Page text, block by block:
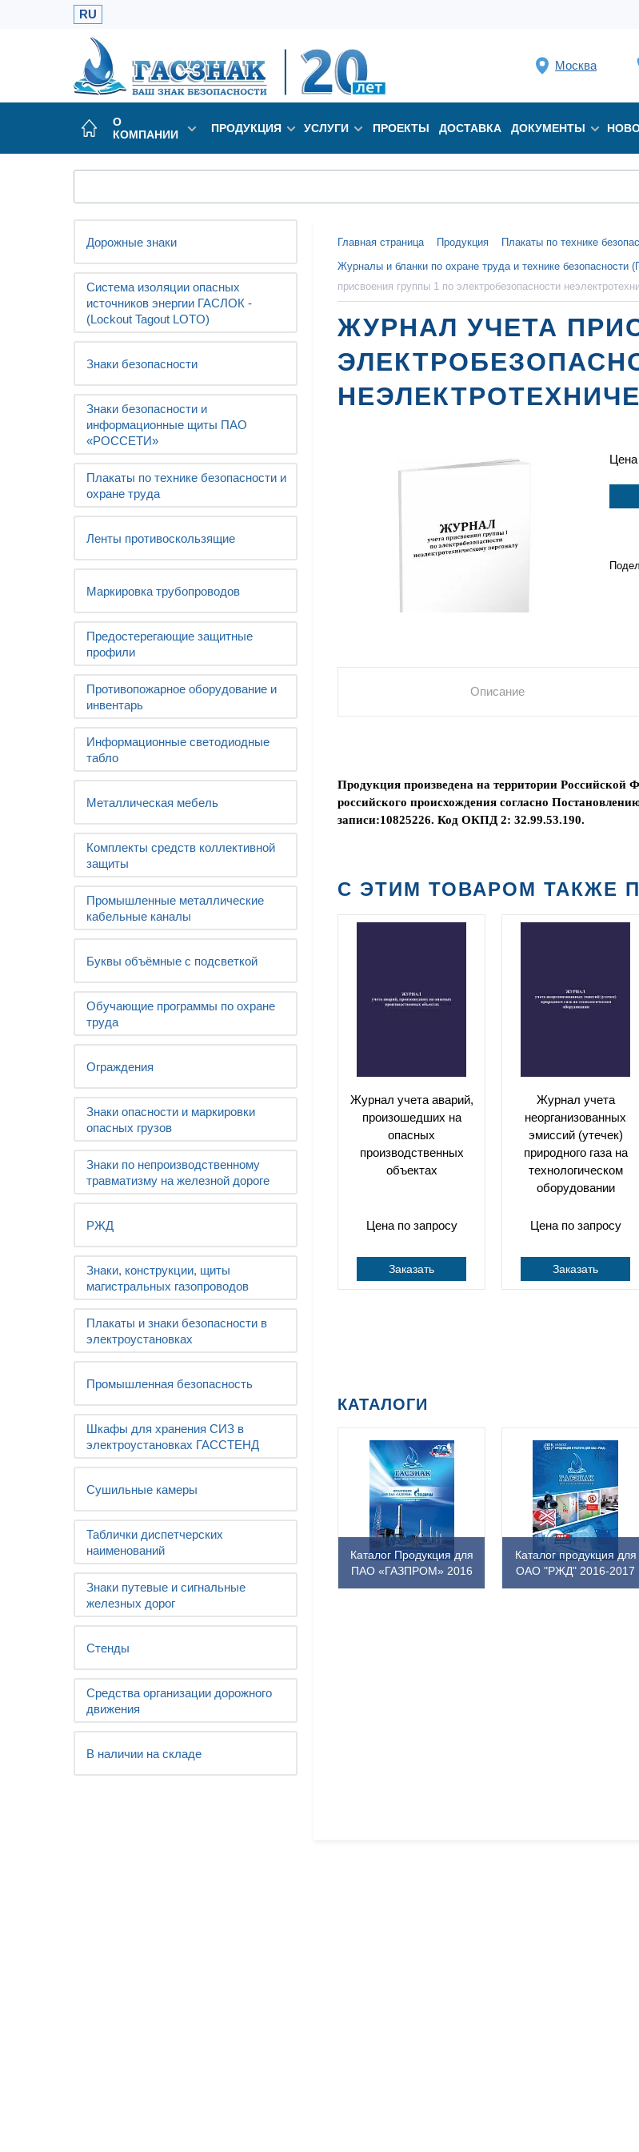
RU
Москва
О
КОМПАНИИ
ПРОДУКЦИЯ УСЛУГИ ПРОЕКТЫ ДОСТАВКА ДОКУМЕНТЫ
Дорожные знаки
Система изоляции опасных
источников энергии ГАСЛОК -
(Lockout Tagout LOTO)
Знаки безопасности
Знаки безопасности и
информационные щиты ПАО
«РОССЕТИ»
Плакаты по технике безопасности и
охране труда
Ленты противоскользящие
Маркировка трубопроводов
Предостерегающие защитные
профили
Противопожарное оборудование и
инвентарь
Информационные светодиодные
табло
Металлическая мебель
Комплекты средств коллективной
защиты
Промышленные металлические
кабельные каналы
Буквы объёмные с подсветкой
Обучающие программы по охране
труда
Ограждения
Знаки опасности и маркировки
опасных грузов
Знаки по непроизводственному
травматизму на железной дороге
РЖД
Знаки, конструкции, щиты
магистральных газопроводов
Плакаты и знаки безопасности в
электроустановках
Промышленная безопасность
Шкафы для хранения СИЗ в
электроустановках ГАССТЕНД
Сушильные камеры
Таблички диспетчерских
наименований
Знаки путевые и сигнальные
железных дорог
Стенды
Средства организации дорожного
движения
В наличии на складе
Главная страница Продукция
Плакаты по технике
Журналы и бланки по охране труда и технике безопасности
присвоения группы 1 по электробезопасности
ЖУРНАЛ УЧЕТА
Цена
Описание
Продукция произведена на территории Российской
российского происхождения согласно
записи:10825226. Код ОКПД 2: 32.99.53.190.
С ЭТИМ ТОВАРОМ ТАКЖЕ
Журнал учета аварий,
произошедших на
опасных
производственных
объектах
Цена по запросу
Заказать
Журнал учета
неорганизованных
эмиссий (утечек)
природного газа на
технологическом
оборудовании
Цена по запросу
Заказать
КАТАЛОГИ
Каталог Продукция для
ПАО «ГАЗПРОМ» 2016
Каталог продукция для
ОАО "РЖД" 2016-2017